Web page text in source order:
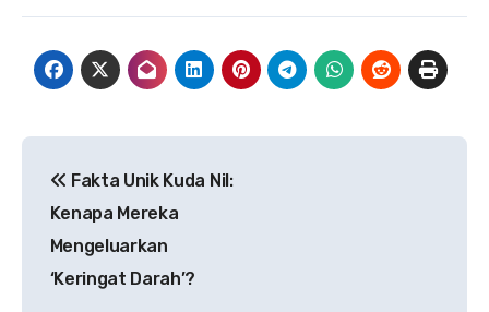
pos
Fakta Unik Kuda Nil:
Kenapa Mereka
Mengeluarkan
‘Keringat Darah’?